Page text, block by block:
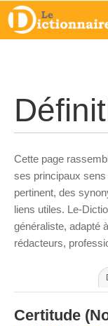
Cette page
ses principaux sens
pertinent, des
liens utiles. Le-
généraliste, adapté
rédacteurs,
Certitude